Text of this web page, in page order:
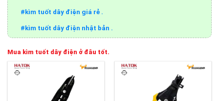
#kìm tuốt dây điện giá rẻ .
#kìm tuốt dây điện nhật bản .
Mua kìm tuốt dây điện ở đâu tốt.